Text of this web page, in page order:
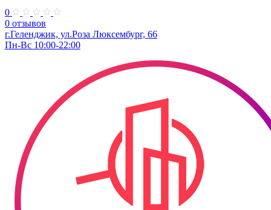
0
0 отзывов
г.Геленджик, ул.Роза Люксембург, 66
Пн-Вс 10:00-22:00